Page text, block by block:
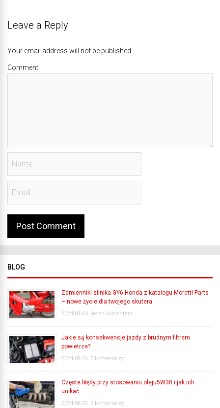
Leave a Reply
Your email address will not be published.
Comment
BLOG
Zamienniki silnika GY6 Honda z katalogu Moretti Parts
– nowe życie dla twojego skutera
2024-09-03 Jeden komentarz
Jakie są konsekwencje jazdy z brudnym filtrem
powietrza?
2024-08-29 5 komentarzy
Częste błędy przy stosowaniu oleju5W30 i jak ich
unikać
2024-08-29 3 komentarzy